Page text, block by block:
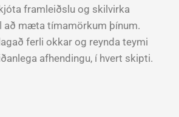
framleiðslu og skilvirka
að mæta tímamörkum þínum.
ferli okkar og reynda teymi
afhendingu, í hvert skipti.